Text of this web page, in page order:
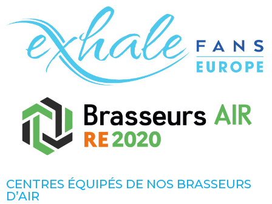
CENTRES ÉQUIPÉS DE NOS BRASSEURS
D’AIR